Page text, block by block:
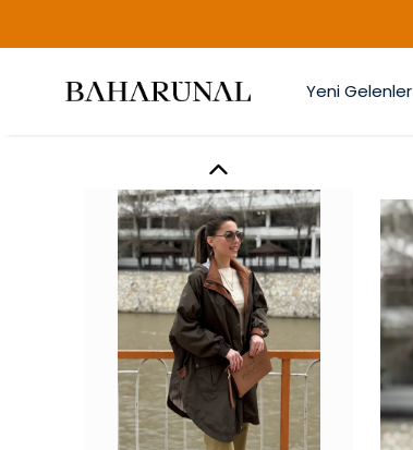
Yeni Gelenler